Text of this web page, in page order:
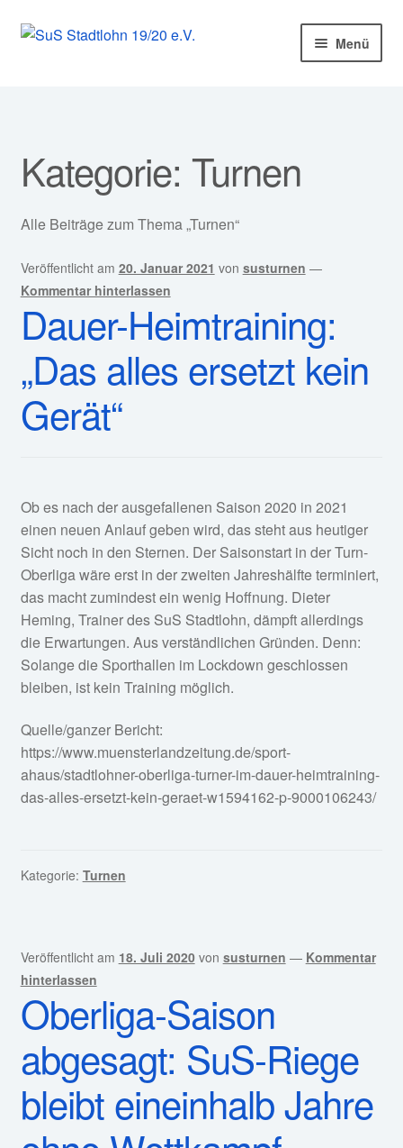
Zur
Zum
Menü
Unser Verein
Abteilungen
Kurse
Sponsoren
Service
öffnen
Fan-Shop
Kategorie: Turnen
Alle Beiträge zum Thema „Turnen“
Veröffentlicht am 20. Januar 2021 von susturnen —
Kommentar hinterlassen
Dauer-Heimtraining:
„Das alles ersetzt kein
Gerät“
Ob es nach der ausgefallenen Saison 2020 in 2021
einen neuen Anlauf geben wird, das steht aus heutiger
Sicht noch in den Sternen. Der Saisonstart in der Turn-
Oberliga wäre erst in der zweiten Jahreshälfte terminiert,
das macht zumindest ein wenig Hoffnung. Dieter
Heming, Trainer des SuS Stadtlohn, dämpft allerdings
die Erwartungen. Aus verständlichen Gründen. Denn:
Solange die Sporthallen im Lockdown geschlossen
bleiben, ist kein Training möglich.
Quelle/ganzer Bericht:
https://www.muensterlandzeitung.de/sport-
ahaus/stadtlohner-oberliga-turner-im-dauer-heimtraining-
das-alles-ersetzt-kein-geraet-w1594162-p-9000106243/
Kategorie: Turnen
Veröffentlicht am 18. Juli 2020 von susturnen — Kommentar
hinterlassen
Oberliga-Saison
abgesagt: SuS-Riege
bleibt eineinhalb Jahre